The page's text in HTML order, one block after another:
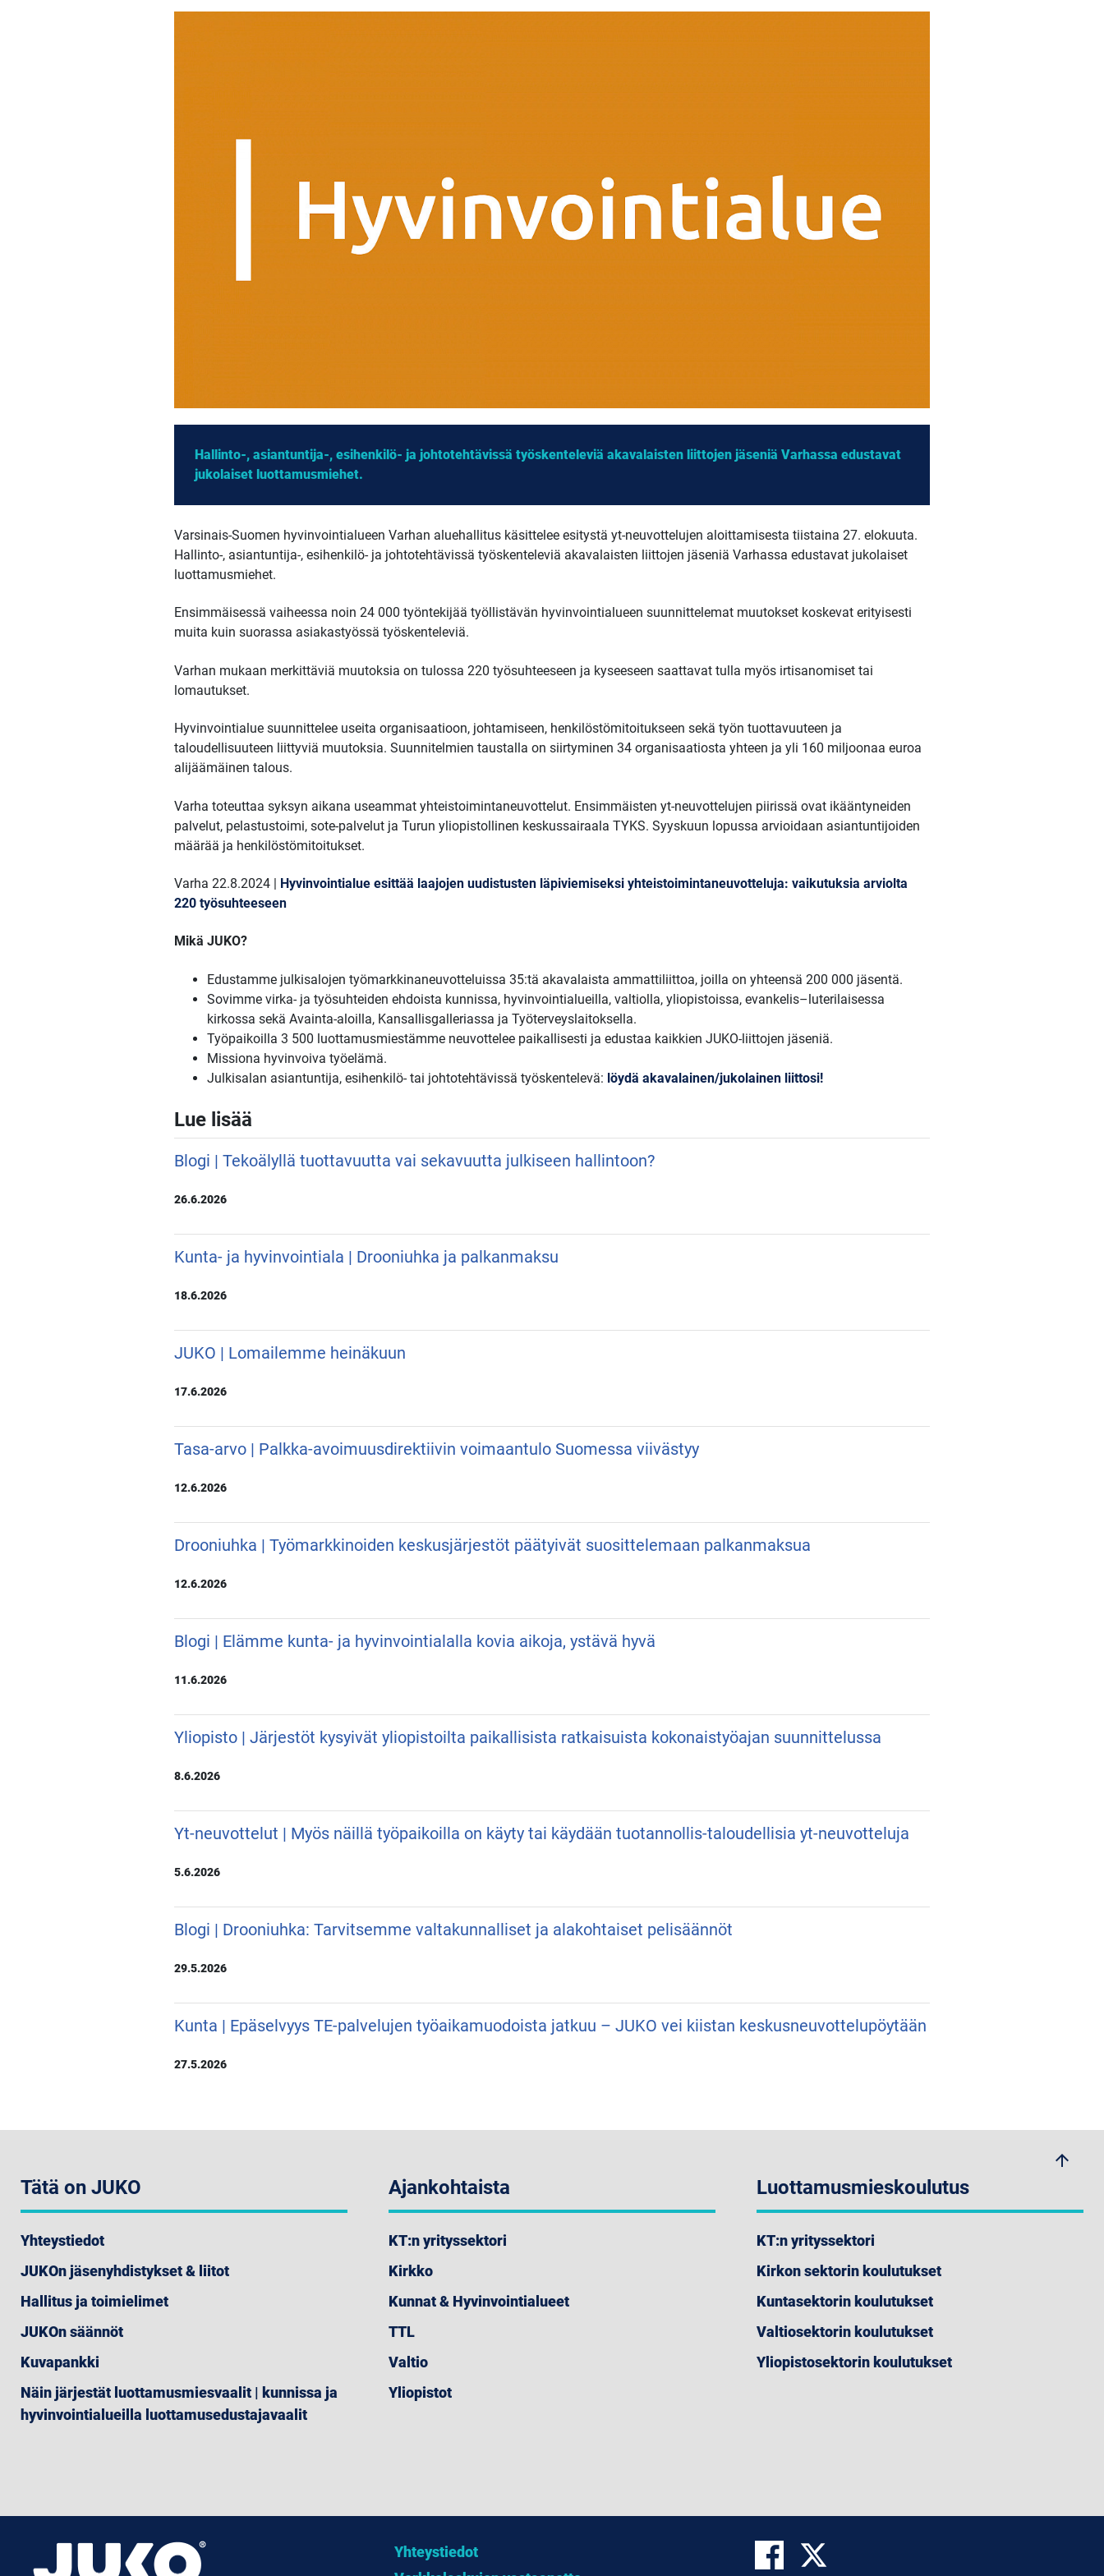
Hallinto-, asiantuntija-, esihenkilö- ja johtotehtävissä työskenteleviä akavalaisten liittojen jäseniä Varhassa edustavat
jukolaiset luottamusmiehet.
Varsinais-Suomen hyvinvointialueen Varhan aluehallitus käsittelee esitystä yt-neuvottelujen aloittamisesta tiistaina 27. elokuuta.
Hallinto-, asiantuntija-, esihenkilö- ja johtotehtävissä työskenteleviä akavalaisten liittojen jäseniä Varhassa edustavat jukolaiset
luottamusmiehet.
Ensimmäisessä vaiheessa noin 24 000 työntekijää työllistävän hyvinvointialueen suunnittelemat muutokset koskevat erityisesti
muita kuin suorassa asiakastyössä työskenteleviä.
Varhan mukaan merkittäviä muutoksia on tulossa 220 työsuhteeseen ja kyseeseen saattavat tulla myös irtisanomiset tai
lomautukset.
Hyvinvointialue suunnittelee useita organisaatioon, johtamiseen, henkilöstömitoitukseen sekä työn tuottavuuteen ja
taloudellisuuteen liittyviä muutoksia. Suunnitelmien taustalla on siirtyminen 34 organisaatiosta yhteen ja yli 160 miljoonaa euroa
alijäämäinen talous.
Varha toteuttaa syksyn aikana useammat yhteistoimintaneuvottelut. Ensimmäisten yt-neuvottelujen piirissä ovat ikääntyneiden
palvelut, pelastustoimi, sote-palvelut ja Turun yliopistollinen keskussairaala TYKS. Syyskuun lopussa arvioidaan asiantuntijoiden
määrää ja henkilöstömitoitukset.
Varha 22.8.2024 | Hyvinvointialue esittää laajojen uudistusten läpiviemiseksi yhteistoimintaneuvotteluja: vaikutuksia arviolta
220 työsuhteeseen
Mikä JUKO?
Edustamme julkisalojen työmarkkinaneuvotteluissa 35:tä akavalaista ammattiliittoa, joilla on yhteensä 200 000 jäsentä.
Sovimme virka- ja työsuhteiden ehdoista kunnissa, hyvinvointialueilla, valtiolla, yliopistoissa, evankelis–luterilaisessa
kirkossa sekä Avainta-aloilla, Kansallisgalleriassa ja Työterveyslaitoksella.
Työpaikoilla 3 500 luottamusmiestämme neuvottelee paikallisesti ja edustaa kaikkien JUKO-liittojen jäseniä.
Missiona hyvinvoiva työelämä.
Julkisalan asiantuntija, esihenkilö- tai johtotehtävissä työskentelevä: löydä akavalainen/jukolainen liittosi!
Lue lisää
Blogi | Tekoälyllä tuottavuutta vai sekavuutta julkiseen hallintoon?
26.6.2026
Kunta- ja hyvinvointiala | Drooniuhka ja palkanmaksu
18.6.2026
JUKO | Lomailemme heinäkuun
17.6.2026
Tasa-arvo | Palkka-avoimuusdirektiivin voimaantulo Suomessa viivästyy
12.6.2026
Drooniuhka | Työmarkkinoiden keskusjärjestöt päätyivät suosittelemaan palkanmaksua
12.6.2026
Blogi | Elämme kunta- ja hyvinvointialalla kovia aikoja, ystävä hyvä
11.6.2026
Yliopisto | Järjestöt kysyivät yliopistoilta paikallisista ratkaisuista kokonaistyöajan suunnittelussa
8.6.2026
Yt-neuvottelut | Myös näillä työpaikoilla on käyty tai käydään tuotannollis-taloudellisia yt-neuvotteluja
5.6.2026
Blogi | Drooniuhka: Tarvitsemme valtakunnalliset ja alakohtaiset pelisäännöt
29.5.2026
Kunta | Epäselvyys TE-palvelujen työaikamuodoista jatkuu – JUKO vei kiistan keskusneuvottelupöytään
27.5.2026
arrow_upwards
Tätä on JUKO
Yhteystiedot
JUKOn jäsenyhdistykset & liitot
Hallitus ja toimielimet
JUKOn säännöt
Kuvapankki
Näin järjestät luottamusmiesvaalit | kunnissa ja
hyvinvointialueilla luottamusedustajavaalit
Ajankohtaista
KT:n yrityssektori
Kirkko
Kunnat & Hyvinvointialueet
TTL
Valtio
Yliopistot
Luottamusmieskoulutus
KT:n yrityssektori
Kirkon sektorin koulutukset
Kuntasektorin koulutukset
Valtiosektorin koulutukset
Yliopistosektorin koulutukset
Yhteystiedot